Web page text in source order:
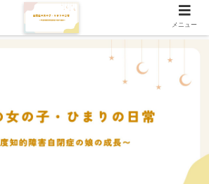
メニュー